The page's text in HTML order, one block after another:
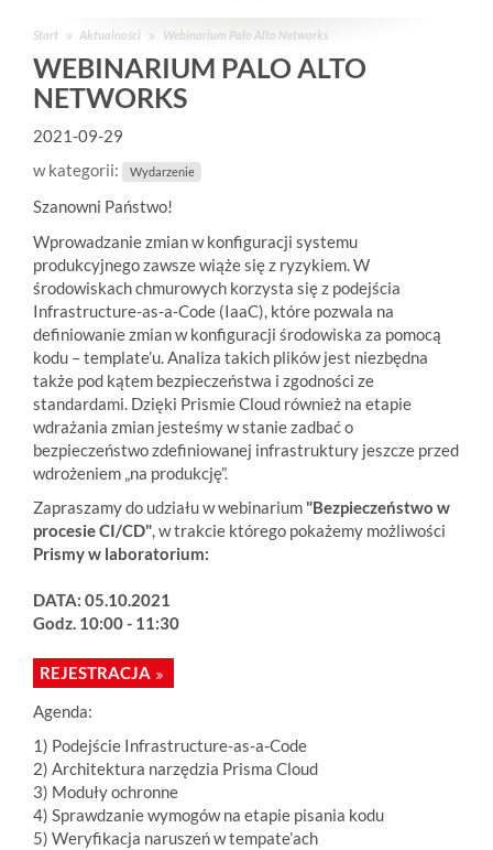
Start Aktualności Webinarium Palo Alto Networks
WEBINARIUM PALO ALTO
NETWORKS
2021-09-29
w kategorii:
Wydarzenie
Szanowni Państwo!
Wprowadzanie zmian w konfiguracji systemu
produkcyjnego zawsze wiąże się z ryzykiem. W
środowiskach chmurowych korzysta się z podejścia
Infrastructure-as-a-Code (IaaC), które pozwala na
definiowanie zmian w konfiguracji środowiska za pomocą
kodu – template’u. Analiza takich plików jest niezbędna
także pod kątem bezpieczeństwa i zgodności ze
standardami. Dzięki Prismie Cloud również na etapie
wdrażania zmian jesteśmy w stanie zadbać o
bezpieczeństwo zdefiniowanej infrastruktury jeszcze przed
wdrożeniem „na produkcję”.
Zapraszamy do udziału w webinarium "Bezpieczeństwo w
procesie CI/CD", w trakcie którego pokażemy możliwości
Prismy w laboratorium:
DATA: 05.10.2021
Godz. 10:00 - 11:30
REJESTRACJA
Agenda:
1) Podejście Infrastructure-as-a-Code
2) Architektura narzędzia Prisma Cloud
3) Moduły ochronne
4) Sprawdzanie wymogów na etapie pisania kodu
5) Weryfikacja naruszeń w tempate’ach